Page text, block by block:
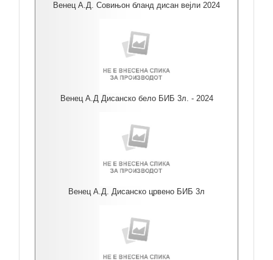
Венец А.Д. Совињон бланд дисан вејли 2024
Венец А.Д Дисанско бело БИБ 3л. - 2024
Венец А.Д. Дисанско црвено БИБ 3л